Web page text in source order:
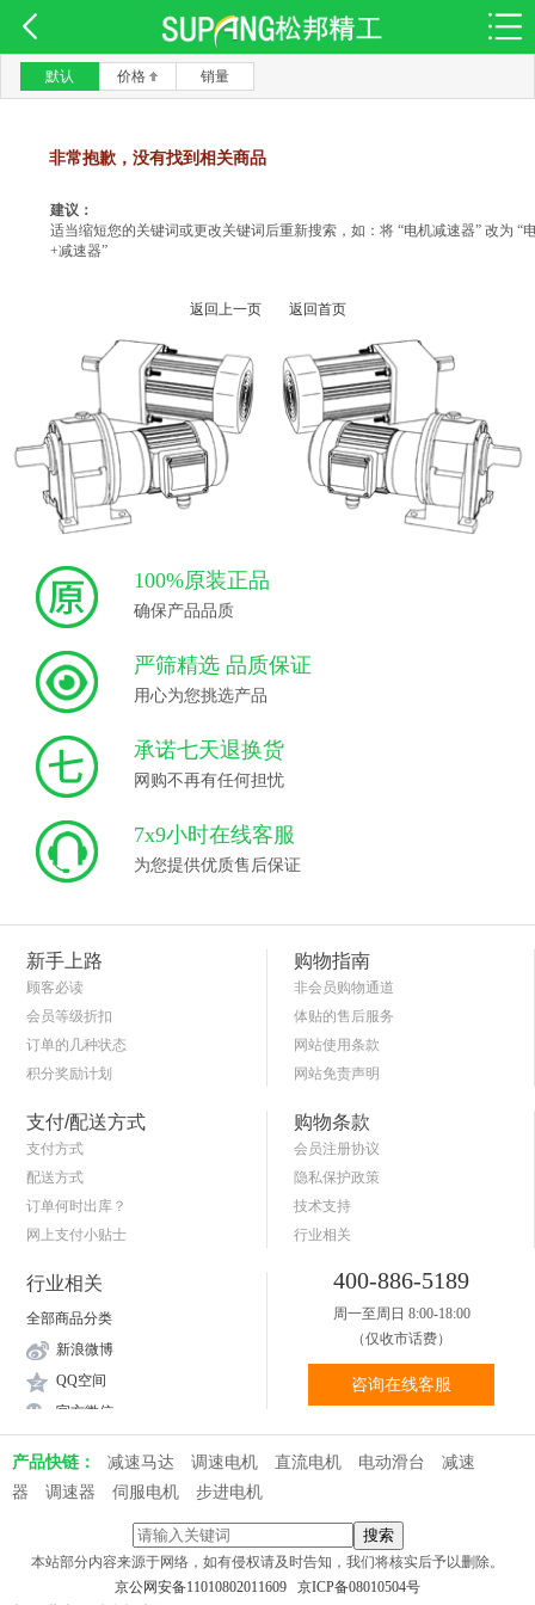
默认 价格 销量
非常抱歉，没有找到相关商品
建议：
适当缩短您的关键词或更改关键词后重新搜索，如：将 “电机减速器” 改为 “
+减速器”
返回上一页 返回首页
100%原装正品
确保产品品质
严筛精选 品质保证
用心为您挑选产品
承诺七天退换货
网购不再有任何担忧
7x9小时在线客服
为您提供优质售后保证
新手上路
顾客必读
会员等级折扣
订单的几种状态
积分奖励计划
购物指南
非会员购物通道
体贴的售后服务
网站使用条款
网站免责声明
支付/配送方式
支付方式
配送方式
订单何时出库？
网上支付小贴士
购物条款
会员注册协议
隐私保护政策
技术支持
行业相关
行业相关
全部商品分类
新浪微博
QQ空间
官方微信
400-886-5189
周一至周日 8:00-18:00
（仅收市话费）
咨询在线客服
产品快链： 减速马达 调速电机 直流电机 电动滑台
减速
器
调速器 伺服电机 步进电机
本站部分内容来源于网络，如有侵权请及时告知，我们将核实后予以删除。
京公网安备11010802011609 京ICP备08010504号